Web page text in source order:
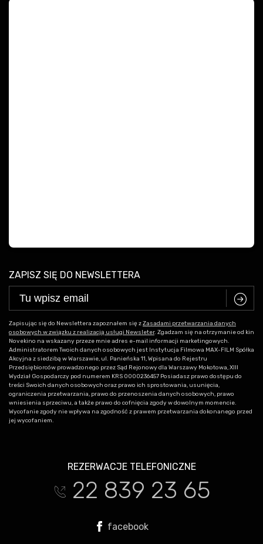
ZAPISZ SIĘ DO NEWSLETTERA
C
Zapisując się do Newslettera zapoznałem się zZasadami przetwarzania danych
osobowych w związku z realizacją usługi Newsleter. Zgadzam się na otrzymanie od kin
Novekino na wskazany przeze mnie adres e-mail informacji marketingowych.
Administratorem Twoich danych osobowych jest Instytucja Filmowa MAX-FILM Spółka
Akcyjna z siedzibą w Warszawie, ul. Panieńska 11, Wpisana do Rejestru
Przedsiębiorców prowadzonego przez Sąd Rejonowy dla Warszawy Mokotowa, XIII
Wydział Gospodarczy pod numerem KRS 0000236457 Posiadasz prawo dostępu do
treści Swoich danych osobowych oraz prawo ich sprostowania, usunięcia,
ograniczenia przetwarzania, prawo do przenoszenia danych osobowych, prawo
wniesienia sprzeciwu, a także prawo do cofnięcia zgody w dowolnym momencie.
Wycofanie zgody nie wpływa na zgodność z prawem przetwarzania dokonanego przed
jej wycofaniem.
REZERWACJE TELEFONICZNE
t 22 839 23 65
facebook